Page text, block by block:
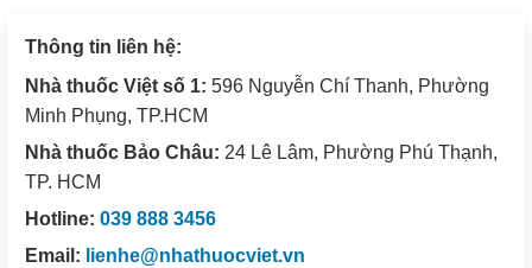
Thông tin liên hệ:
Nhà thuốc Việt số 1: 596 Nguyễn Chí Thanh, Phường
Minh Phụng, TP.HCM
Nhà thuốc Bảo Châu: 24 Lê Lâm, Phường Phú Thạnh,
TP. HCM
Hotline: 039 888 3456
Email: lienhe@nhathuocviet.vn